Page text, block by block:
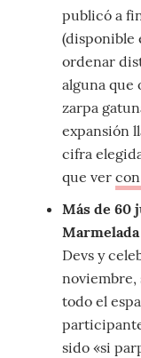
publicó a
(disponible
ordenar
alguna que
zarpa
expansión
cifra
que ver
Más de 60
Marmelada
Devs y
noviembre,
todo el
sido «si